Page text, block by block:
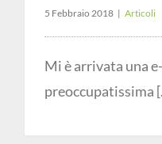
5 Febbraio 2018 | Articoli
Mi è arrivata una
preoccupatissima